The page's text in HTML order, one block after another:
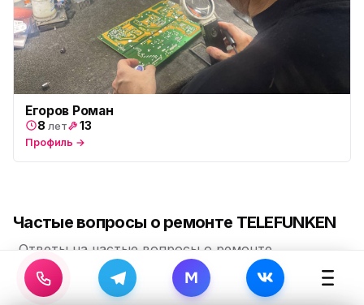
Егоров Роман
8 лет 13
Профиль →
Частые вопросы о ремонте TELEFUNKEN
Ответы на частые вопросы о ремонте
техники TELEFUNKEN в Санкт-
Петербурге
M